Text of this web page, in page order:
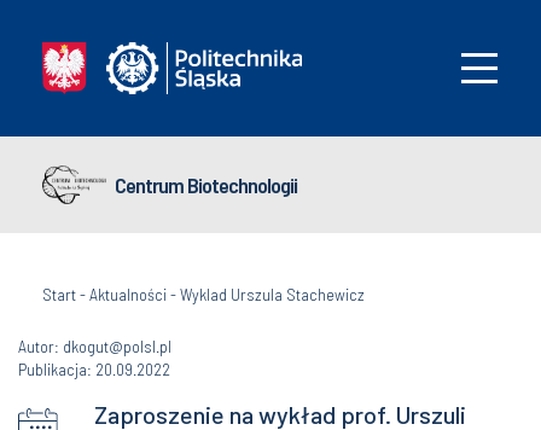
Centrum Biotechnologii
Start-Aktualności-Wyklad Urszula Stachewicz
Autor: dkogut@polsl.pl
Publikacja: 20.09.2022
Zaproszenie na wykład prof. Urszuli